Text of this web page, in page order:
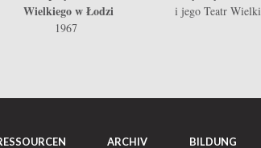
Wielkiego w Łodzi
1967
i jego Teatr Wielki
ARCHIV BILDUNG